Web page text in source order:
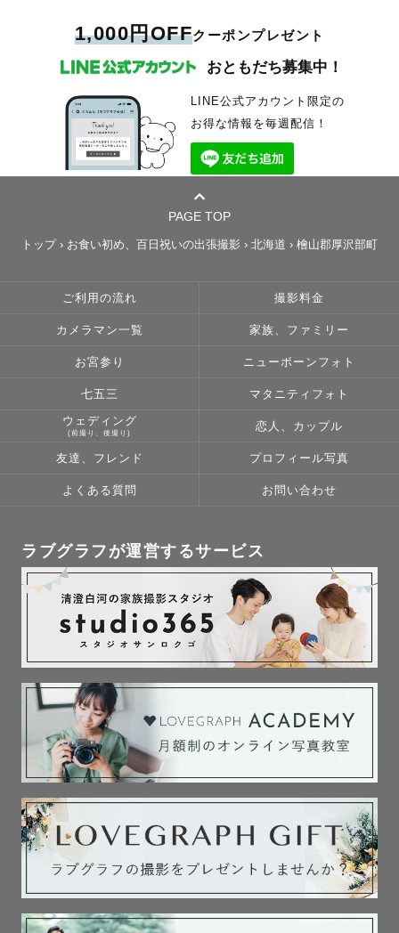
1,000円OFFクーポンプレゼント
おともだち募集中！
LINE公式アカウント限定の
お得な情報を毎週配信！
PAGE TOP
トップ › お食い初め、百日祝いの出張撮影 › 北海道 › 檜山郡厚沢部町
ご利用の流れ 撮影料金
カメラマン一覧 家族、ファミリー
お宮参り ニューボーンフォト
七五三 マタニティフォト
ウェディング
(前撮り、後撮り)
恋人、カップル
友達、フレンド プロフィール写真
よくある質問 お問い合わせ
ラブグラフが運営するサービス